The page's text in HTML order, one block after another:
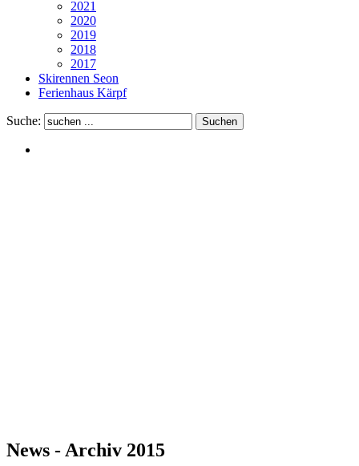
2021
2020
2019
2018
2017
Skirennen Seon
Ferienhaus Kärpf
Suche:
News - Archiv 2015